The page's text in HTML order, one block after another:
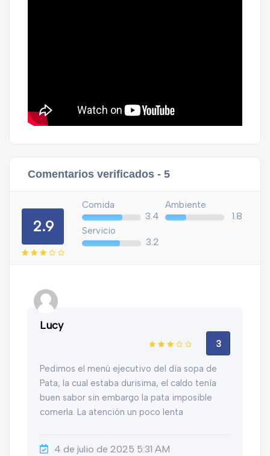
Comentarios verificados - 5
2.9
Comida
3.4
Ambiente
1.8
Servicio
3.2
Lucy
3
Pedimos el menú ejecutivo del día sopa de
Pata, la cual estaba durisima, el caldo tenía
buen sabor sin embargo la pata imposible
comerla. La atención un poco lenta
4 de julio de 2025 5:31 AM